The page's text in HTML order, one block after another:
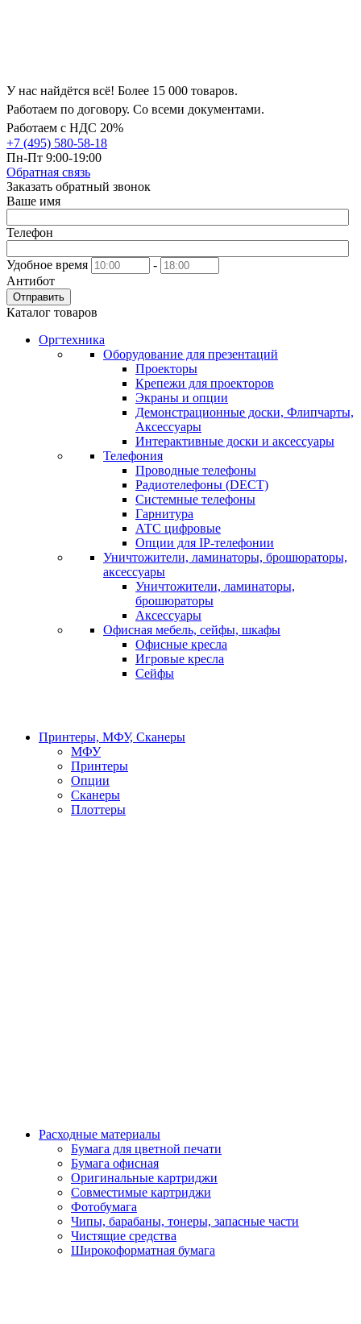
У нас найдётся всё! Более 15 000 товаров.
Работаем по договору. Со всеми документами.
Работаем с НДС 20%
+7 (495) 580-58-18
Пн-Пт 9:00-19:00
Обратная связь
Заказать обратный звонок
Ваше имя
Телефон
Удобное время
-
Антибот
Отправить
Каталог товаров
Оргтехника
Оборудование для презентаций
Проекторы
Крепежи для проекторов
Экраны и опции
Демонстрационные доски, Флипчарты,
Аксессуары
Интерактивные доски и аксессуары
Телефония
Проводные телефоны
Радиотелефоны (DECT)
Системные телефоны
Гарнитура
АТС цифровые
Опции для IP-телефонии
Уничтожители, ламинаторы, брошюраторы,
аксессуары
Уничтожители, ламинаторы,
брошюраторы
Аксессуары
Офисная мебель, сейфы, шкафы
Офисные кресла
Игровые кресла
Сейфы
Принтеры, МФУ, Сканеры
МФУ
Принтеры
Опции
Сканеры
Плоттеры
Расходные материалы
Бумага для цветной печати
Бумага офисная
Оригинальные картриджи
Совместимые картриджи
Фотобумага
Чипы, барабаны, тонеры, запасные части
Чистящие средства
Широкоформатная бумага